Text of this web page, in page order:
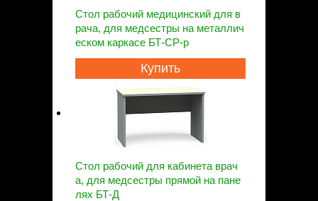
Стол рабочий медицинский для в
рача, для медсестры на металлич
еском каркасе БТ-СР-р
Купить
Стол рабочий для кабинета врач
а, для медсестры прямой на пане
лях БТ-Д